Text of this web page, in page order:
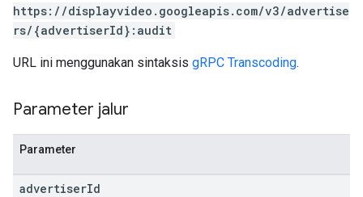
https://displayvideo.googleapis.com/v3/advertise
rs/{advertiserId}:audit
URL ini menggunakan sintaksis gRPC Transcoding.
Parameter jalur
Parameter
advertiserId